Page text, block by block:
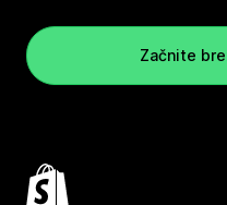
Začnite